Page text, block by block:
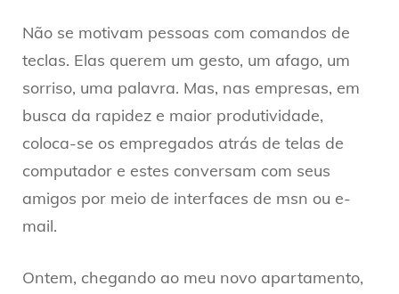
Não se motivam pessoas com comandos de
teclas. Elas querem um gesto, um afago, um
sorriso, uma palavra. Mas, nas empresas, em
busca da rapidez e maior produtividade,
coloca-se os empregados atrás de telas de
computador e estes conversam com seus
amigos por meio de interfaces de msn ou e-
mail.
Ontem, chegando ao meu novo apartamento,